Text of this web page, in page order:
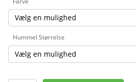
Hummel Størrelse